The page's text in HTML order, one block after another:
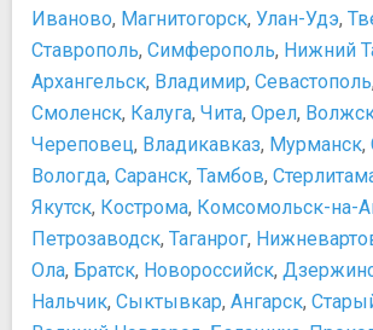
Лофт Проект Этажи
Мемориальный комплекс «Подводная
“Народоволец”»
Мемориальный Музей-Дача
Музей Анны Ахматовой
Музей Арктики и Антарктики
Музей В.В. Набокова
Музей ЛабиринтУм
Музей М. В. Ломоносова
Музей микроминиатюры
Музей политической истории России
Ночные прогулки
Об автобусных экскурсиях
Об экскурсиях по рекам и каналам
Популярные антикафе в Санкт-
Экономим в Петербурге — как
театр
Покупки
Сувениры
Еда и напитки
Где питаться туристу
Не ешьте в подозрительных места
Иваново, Магнитогорск, Улан-Удэ,
Ставрополь, Симферополь, Нижний
Архангельск, Владимир, Севастополь,
Смоленск, Калуга, Чита, Орел,
Череповец, Владикавказ, Мурманск,
Вологда, Саранск, Тамбов,
Якутск, Кострома, Комсомольск-на-
Петрозаводск, Таганрог,
Ола, Братск, Новороссийск,
Нальчик, Сыктывкар, Ангарск,